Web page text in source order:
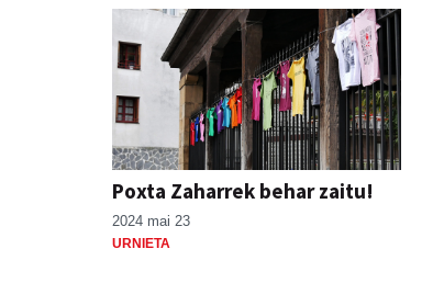
Poxta Zaharrek behar zaitu!
2024 mai 23
URNIETA